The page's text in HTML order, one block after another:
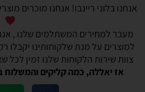
אנחנו בלוני ריינבו! אנחנו מוכרים
מעבר למחירים המשתלמים שלנו ,
למוצרים על מנת שלקוחותינו יקבלו
צוות שירות הלקוחות שלנו זמין
אז יאללה, כמה קליקים והמשלוח